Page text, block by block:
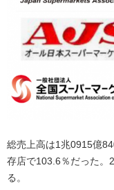
総売上高は1兆0915億
存店で103.6％だった。
る。